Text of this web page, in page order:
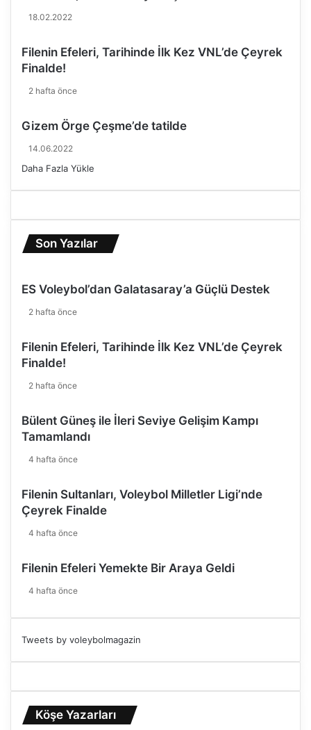
18.02.2022
Filenin Efeleri, Tarihinde İlk Kez VNL’de Çeyrek
Finalde!
2 hafta önce
Gizem Örge Çeşme’de tatilde
14.06.2022
Daha Fazla Yükle
Son Yazılar
ES Voleybol’dan Galatasaray’a Güçlü Destek
2 hafta önce
Filenin Efeleri, Tarihinde İlk Kez VNL’de Çeyrek
Finalde!
2 hafta önce
Bülent Güneş ile İleri Seviye Gelişim Kampı
Tamamlandı
4 hafta önce
Filenin Sultanları, Voleybol Milletler Ligi’nde
Çeyrek Finalde
4 hafta önce
Filenin Efeleri Yemekte Bir Araya Geldi
4 hafta önce
Tweets by voleybolmagazin
Köşe Yazarları